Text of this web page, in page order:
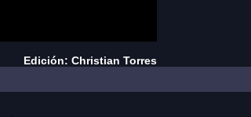
Edición: Christian Torres